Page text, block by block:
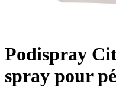
Podispray
spray pour